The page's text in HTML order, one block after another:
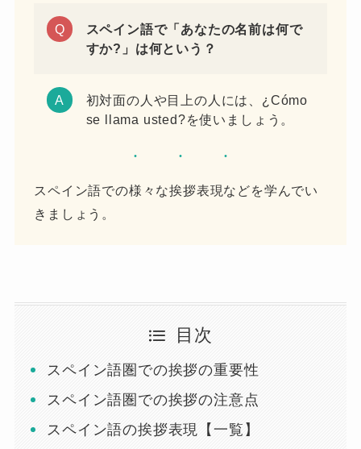
スペイン語で「あなたの名前は何で
すか?」は何という？
初対面の人や目上の人には、¿Cómo
se llama usted?を使いましょう。
スペイン語での様々な挨拶表現などを学んでい
きましょう。
目次
スペイン語圏での挨拶の重要性
スペイン語圏での挨拶の注意点
スペイン語の挨拶表現【一覧】